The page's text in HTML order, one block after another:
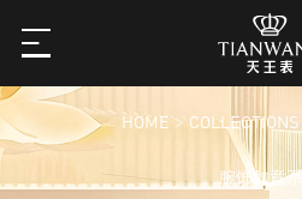
HOME> COLLECTIONS
腕饰如意